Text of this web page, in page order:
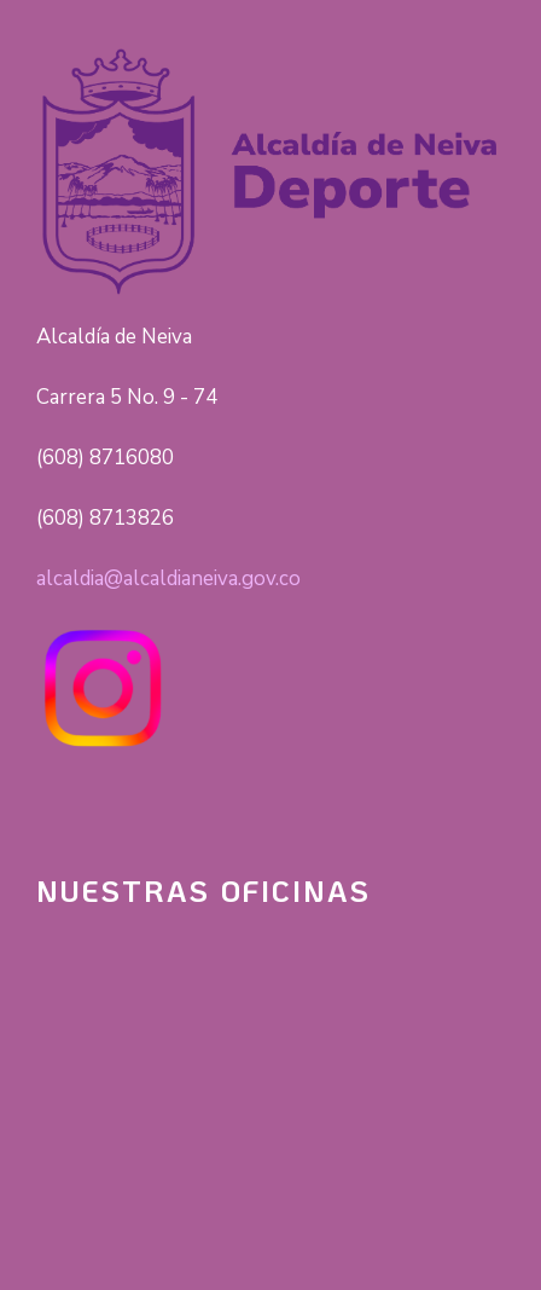
Alcaldía de Neiva
Carrera 5 No. 9 - 74
(608) 8716080
(608) 8713826
alcaldia@alcaldianeiva.gov.co
NUESTRAS OFICINAS